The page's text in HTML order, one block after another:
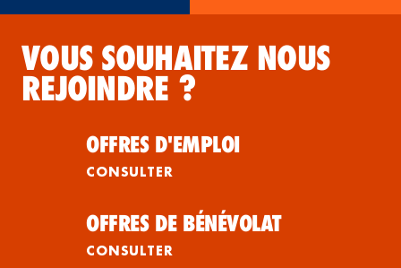
VOUS SOUHAITEZ NOUS
REJOINDRE ?
OFFRES D'EMPLOI
CONSULTER
OFFRES DE BÉNÉVOLAT
CONSULTER